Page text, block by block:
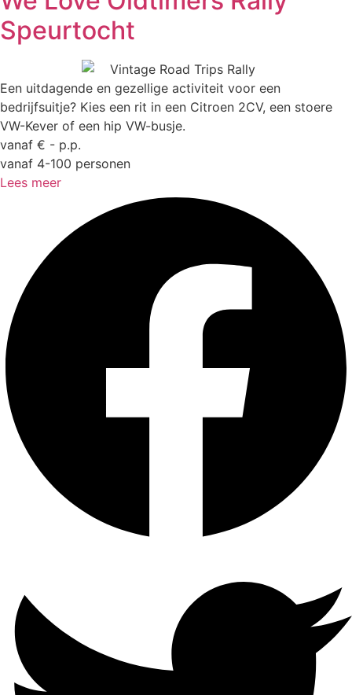
Speurtocht
Een uitdagende en gezellige activiteit voor een
bedrijfsuitje? Kies een rit in een Citroen 2CV, een stoere
VW-Kever of een hip VW-busje.
vanaf € - p.p.
vanaf 4-100 personen
Lees meer